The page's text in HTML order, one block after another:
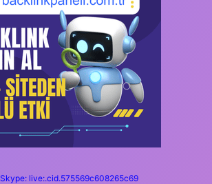
Skype: live:.cid.575569c608265c69